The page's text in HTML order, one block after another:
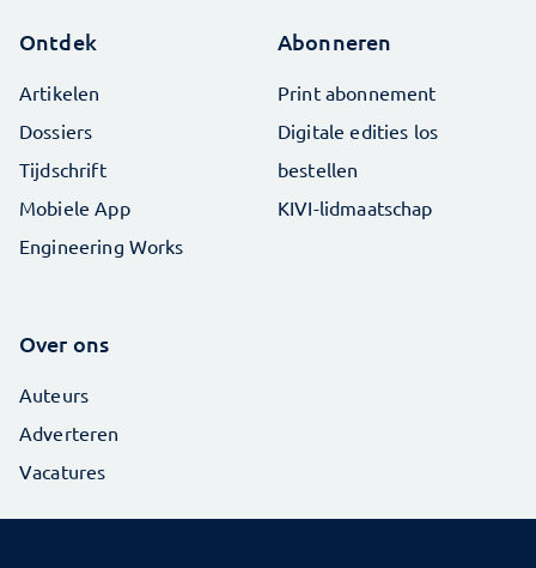
Ontdek
Artikelen
Dossiers
Tijdschrift
Mobiele App
Engineering Works
Abonneren
Print abonnement
Digitale edities los
bestellen
KIVI-lidmaatschap
Over ons
Auteurs
Adverteren
Vacatures